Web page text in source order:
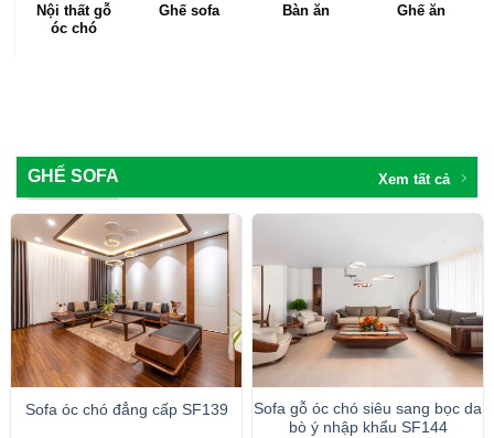
Nội thất gỗ
óc chó
Ghế sofa Bàn ăn Ghế ăn
GHẾ SOFA Xem tất cả
Sofa óc chó đẳng cấp SF139
Sofa gỗ óc chó siêu sang bọc da
bò ý nhập khẩu SF144